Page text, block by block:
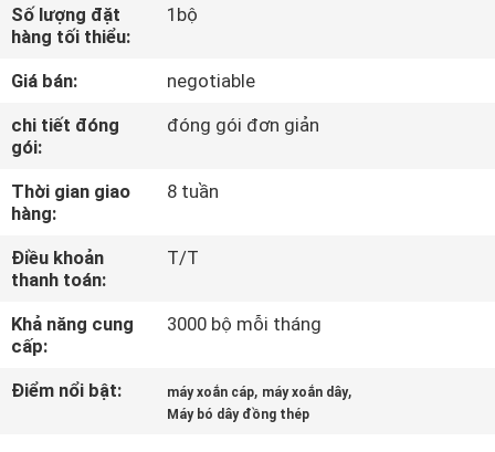
CHƯƠNG
TRÌNH
VR
VỀ
CHÚNG
TÔI
THAM
QUAN
NHÀ
Số lượng đặt
hàng tối thiểu:
1bộ
Giá bán:
negotiable
chi tiết đóng
gói:
đóng gói đơn giản
Thời gian giao
hàng:
8 tuần
Điều khoản
thanh toán:
T/T
Khả năng cung
cấp:
3000 bộ mỗi tháng
Điểm nổi bật: máy xoắn cáp, máy xoắn dây,
Máy bó dây đồng thép